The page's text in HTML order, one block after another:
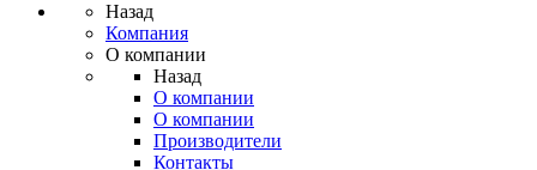
Назад
Компания
О компании
Назад
О компании
О компании
Производители
Контакты